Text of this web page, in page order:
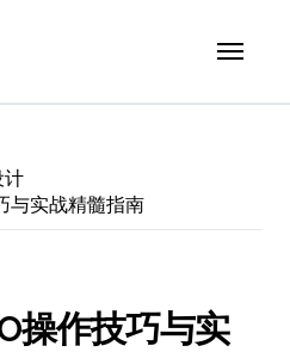
计
与实战精髓指南
操作技巧与实